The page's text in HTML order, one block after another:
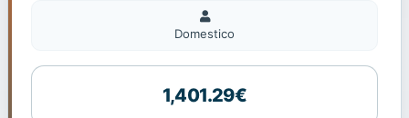
Domestico
Domestico
1,401.29€